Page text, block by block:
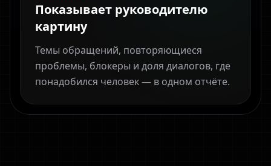
Показывает руководителю
картину
Темы обращений, повторяющиеся
проблемы, блокеры и доля диалогов, где
понадобился человек — в одном отчёте.